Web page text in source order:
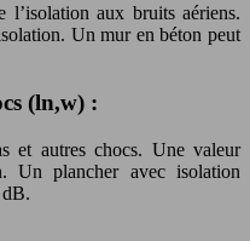
aux bruits aériens.
Un mur en béton peut
(ln,w) :
et autres chocs. Une valeur
Un plancher avec isolation